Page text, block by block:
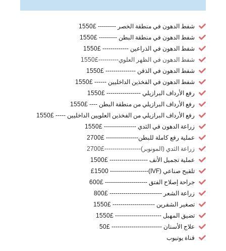
شفط الدهون في منطقة الخصر --------- £1550
شفط الدهون في منطقة البطن --------- £1550
شفط الدهون في الذراعين ------------- £1550
شفط الدهون في الظهر العلوي----------£1550
شفط الدهون في الذقن --------------- £1550
شفط الدهون في الفخذين الداخليين ------ £1550
رفع الأرداف البرازيلي ----------------- £1550
رفع الأرداف البرازيلي من منطقة البطن ---- £1550
رفع الأرداف البرازيلي من الفخذين العلويين الداخليين ----- £1550
زراعة الدهون في الثدي ---------------- £1550
عملية رفع كاملة للبطن---------------- £2700
زراعة الثدي (المونوبر)------------------£2700
عملية تجميل الأنف ------------------- £1500
تلقيح صناعي (IVF)------------------- £1500
جراحة إصلاح الفتق --------------------- £600
زراعة الشعر -------------------------- £800
تصغير الشفرين --------------------- £1550
تضيق المهبل ----------------------- £1550
علاج الأسنان ------------------------- £50
قناة يوتيوب